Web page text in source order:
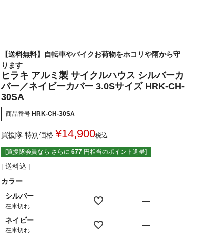
【送料無料】自転車やバイクお荷物をホコリや雨から守
ります
ヒラキ アルミ製 サイクルハウス シルバーカ
バー／ネイビーカバー 3.0Sサイズ HRK-CH-
30SA
商品番号 HRK-CH-30SA
買援隊 特別価格 ¥14,900税込
[買援隊会員なら さらに 677 円相当のポイント進呈]
送料込
カラー
シルバー
在庫切れ
—
ネイビー
在庫切れ
—